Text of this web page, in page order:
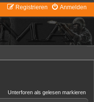
Anmelden
Registrieren
Unterforen als gelesen markieren